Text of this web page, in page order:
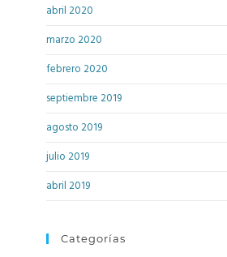
abril 2020
marzo 2020
febrero 2020
septiembre 2019
agosto 2019
julio 2019
abril 2019
Categorías